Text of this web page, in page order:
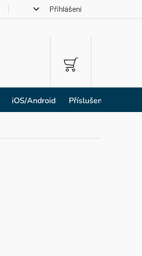
Přihlášení
NÁKUPNÍ
KOŠÍK
iOS/Android Příslušenství